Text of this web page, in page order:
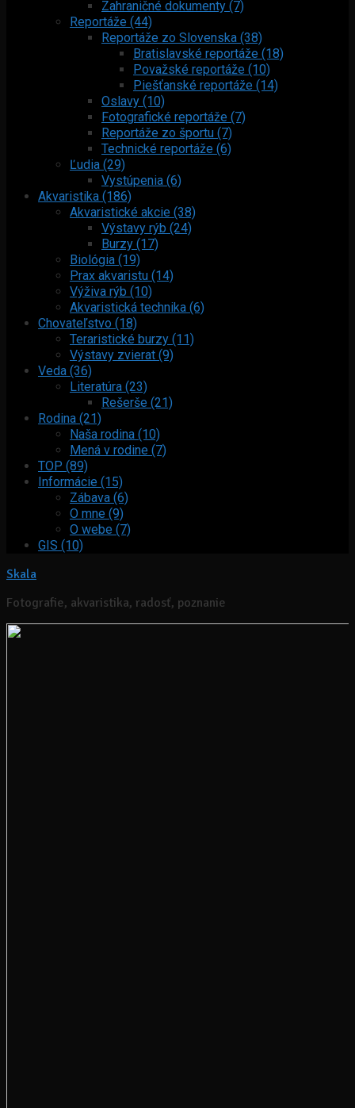
Zahraničné dokumenty (7)
Reportáže (44)
Reportáže zo Slovenska (38)
Bratislavské reportáže (18)
Považské reportáže (10)
Piešťanské reportáže (14)
Oslavy (10)
Fotografické reportáže (7)
Reportáže zo športu (7)
Technické reportáže (6)
Ľudia (29)
Vystúpenia (6)
Akvaristika (186)
Akvaristické akcie (38)
Výstavy rýb (24)
Burzy (17)
Biológia (19)
Prax akvaristu (14)
Výživa rýb (10)
Akvaristická technika (6)
Chovateľstvo (18)
Teraristické burzy (11)
Výstavy zvierat (9)
Veda (36)
Literatúra (23)
Rešerše (21)
Rodina (21)
Naša rodina (10)
Mená v rodine (7)
TOP (89)
Informácie (15)
Zábava (6)
O mne (9)
O webe (7)
GIS (10)
Skala
Fotografie, akvaristika, radosť, poznanie